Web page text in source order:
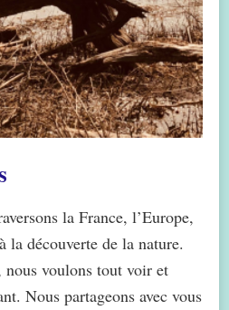
la France, l’Europe,
la découverte de la nature.
nous voulons tout voir et
Nous partageons avec vous